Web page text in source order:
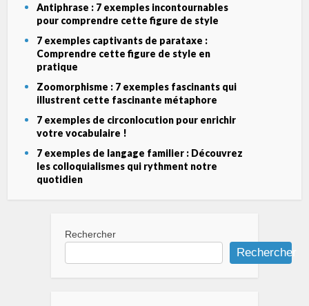
Antiphrase : 7 exemples incontournables
pour comprendre cette figure de style
7 exemples captivants de parataxe :
Comprendre cette figure de style en
pratique
Zoomorphisme : 7 exemples fascinants qui
illustrent cette fascinante métaphore
7 exemples de circonlocution pour enrichir
votre vocabulaire !
7 exemples de langage familier : Découvrez
les colloquialismes qui rythment notre
quotidien
Rechercher
Rechercher